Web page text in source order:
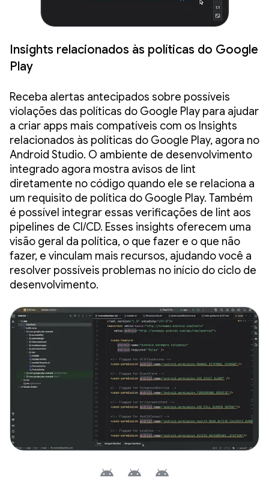
Insights relacionados às políticas do Google
Play
Receba alertas antecipados sobre possíveis
violações das políticas do Google Play para ajudar
a criar apps mais compatíveis com os Insights
relacionados às políticas do Google Play, agora no
Android Studio. O ambiente de desenvolvimento
integrado agora mostra avisos de lint
diretamente no código quando ele se relaciona a
um requisito de política do Google Play. Também
é possível integrar essas verificações de lint aos
pipelines de CI/CD. Esses insights oferecem uma
visão geral da política, o que fazer e o que não
fazer, e vinculam mais recursos, ajudando você a
resolver possíveis problemas no início do ciclo de
desenvolvimento.